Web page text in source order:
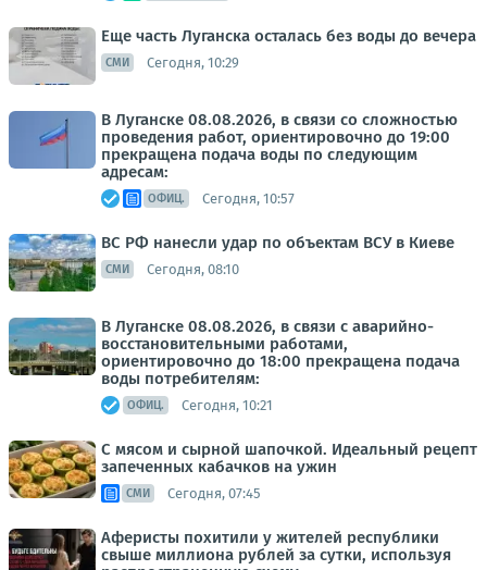
Еще часть Луганска осталась без воды до вечера
СМИ Сегодня, 10:29
В Луганске 08.08.2026, в связи со сложностью
проведения работ, ориентировочно до 19:00
прекращена подача воды по следующим
адресам:
ОФИЦ. Сегодня, 10:57
ВС РФ нанесли удар по объектам ВСУ в Киеве
СМИ Сегодня, 08:10
В Луганске 08.08.2026, в связи с аварийно-
восстановительными работами,
ориентировочно до 18:00 прекращена подача
воды потребителям:
ОФИЦ. Сегодня, 10:21
С мясом и сырной шапочкой. Идеальный рецепт
запеченных кабачков на ужин
СМИ Сегодня, 07:45
Аферисты похитили у жителей республики
свыше миллиона рублей за сутки, используя